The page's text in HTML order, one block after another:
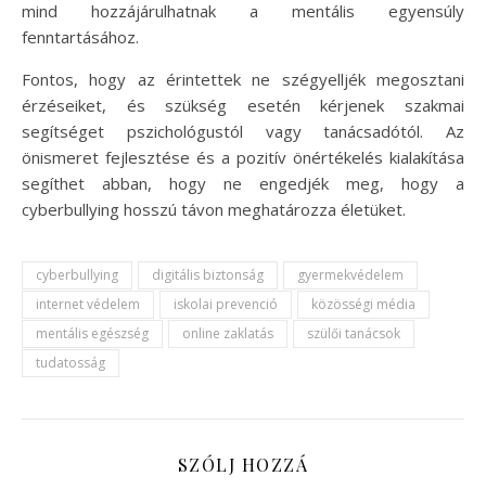
mind hozzájárulhatnak a mentális egyensúly
fenntartásához.
Fontos, hogy az érintettek ne szégyelljék megosztani
érzéseiket, és szükség esetén kérjenek szakmai
segítséget pszichológustól vagy tanácsadótól. Az
önismeret fejlesztése és a pozitív önértékelés kialakítása
segíthet abban, hogy ne engedjék meg, hogy a
cyberbullying hosszú távon meghatározza életüket.
cyberbullying digitális biztonság
gyermekvédelem
internet védelem
iskolai prevenció
közösségi média
mentális egészség
online zaklatás
szülői tanácsok
tudatosság
SZÓLJ HOZZÁ